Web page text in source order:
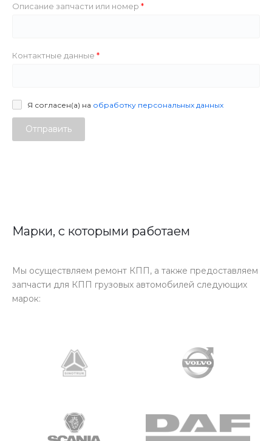
Описание запчасти или номер
Контактные данные
Я согласен(а) на обработку персональных данных
Отправить
Марки, с которыми работаем
Мы осуществляем ремонт КПП, а также предоставляем
запчасти для КПП грузовых автомобилей следующих
марок: